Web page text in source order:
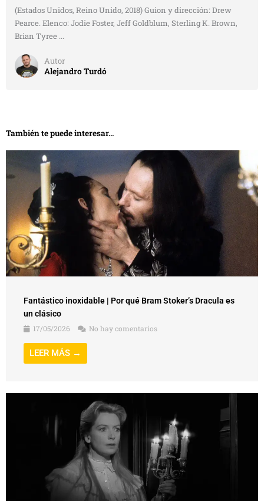
(Estados Unidos, Reino Unido, 2018) Guion y dirección: Drew
Pearce. Elenco: Jodie Foster, Jeff Goldblum, Sterling K. Brown,
Brian Tyree ...
Autor
Alejandro Turdó
También te puede interesar...
Fantástico inoxidable | Por qué Bram Stoker’s Dracula es
un clásico
17/05/2026
No hay comentarios
LEER MÁS →